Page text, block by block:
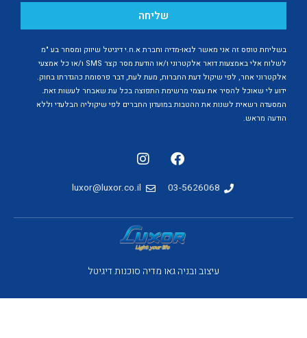
שליחה
בשליחת טופס זה אני מאשר לגאו-מדיה וחברת א.ח.י דיגיטל שיווק ומסחר בע "מ
לשלוח אלי באמצעות דואר אלקטרוני ו/או הודעת מסר קצר SMS ו/או כל אמצעי
אלקטרוני אחר, לפי שיקול דעת החברות, מעת לעת, דבר פרסומת כהגדרתו בחוק.
ידוע לי שאוכל להסיר את עצמי מרשימת התפוצה בכל עת שאבחר לעשות זאת.
המסעדה רשאית לשנות את ההטבות במועדון החברים לפי שיקוליה הבלעדי וללא
הודעה מראש.
03-5626068
luxor@luxor.co.il
עיצוב ובניה גאו מדיה סוכנות דיגיטל